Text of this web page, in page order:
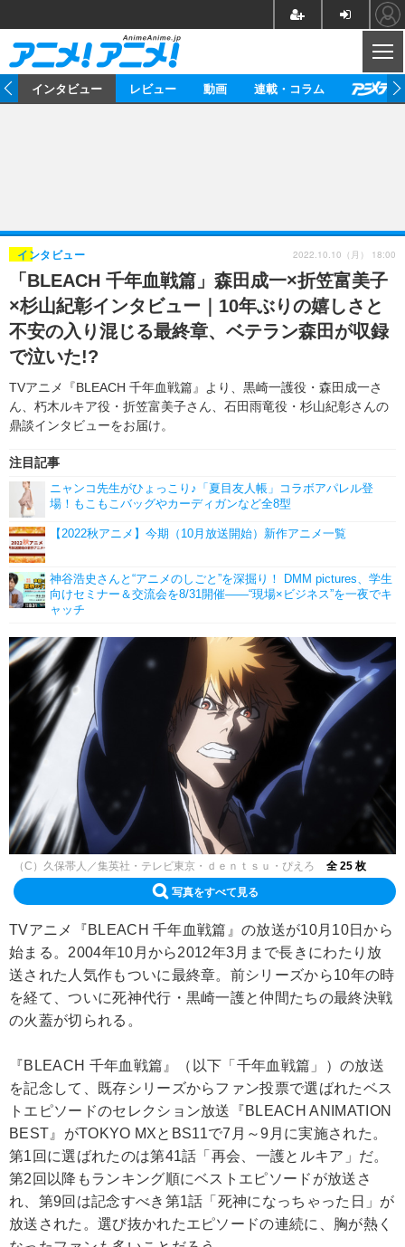
ゲーム グッズ
イベント 海外
海外イベント ビジネス
俳優・タレント アーティスト
ビジネス
アニメ 実写
書評 イベント
ゲーム
動画
アニメ 映画/ドラマ
アニメ！アニメ！TV
連載・コラム
インタビュー レビュー 動画 連載・コラム
「BLEACH 千年血戦篇」森田成一×折笠富美子
×杉山紀彰インタビュー｜10年ぶりの嬉しさと
不安の入り混じる最終章、ベテラン森田が収録
で泣いた!?
TVアニメ『BLEACH 千年血戦篇』より、黒崎一護役・森田成一さ
ん、朽木ルキア役・折笠富美子さん、石田雨竜役・杉山紀彰さんの
鼎談インタビューをお届け。
インタビュー
注目記事
ニャンコ先生がひょっこり♪「夏目友人帳」コラボアパレル登
場！もこもこバッグやカーディガンなど全8型
【2022秋アニメ】今期（10月放送開始）新作アニメ一覧
神谷浩史さんと“アニメのしごと”を深掘り！ DMM pictures、学生
向けセミナー＆交流会を8/31開催――“現場×ビジネス”を一夜でキ
ャッチ
2022.10.10（月） 18:00
（C）久保帯人／集英社・テレビ東京・ｄｅｎｔｓｕ・ぴえろ 全 25 枚
写真をすべて見る
TVアニメ『BLEACH 千年血戦篇』の放送が10月10日から
始まる。2004年10月から2012年3月まで長きにわたり放
送された人気作もついに最終章。前シリーズから10年の時
を経て、ついに死神代行・黒崎一護と仲間たちの最終決戦
の火蓋が切られる。
『BLEACH 千年血戦篇』（以下「千年血戦篇」）の放送
を記念して、既存シリーズからファン投票で選ばれたベス
トエピソードのセレクション放送『BLEACH ANIMATION
BEST』がTOKYO MXとBS11で7月～9月に実施された。
第1回に選ばれたのは第41話「再会、一護とルキア」だ。
第2回以降もランキング順にベストエピソードが放送さ
れ、第9回は記念すべき第1話「死神になっちゃった日」が
放送された。選び抜かれたエピソードの連続に、胸が熱く